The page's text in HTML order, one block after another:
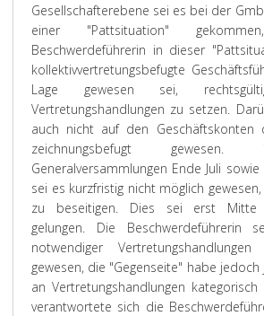
Gesellschafterebene sei es bei der
einer "Pattsituation"
Beschwerdeführerin in dieser
kollektivvertretungsbefugte
Lage gewesen sei,
Vertretungshandlungen zu setzen.
auch nicht auf den Geschäftskonten
zeichnungsbefugt
Generalversammlungen Ende Juli
sei es kurzfristig nicht möglich
zu beseitigen. Dies sei erst Mitte
gelungen. Die Beschwerdeführerin
notwendiger
gewesen, die "Gegenseite" habe jedoch
an Vertretungshandlungen kategorisch
verantwortete sich die